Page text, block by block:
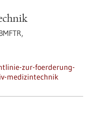
zur-foerderung-
medizintechnik